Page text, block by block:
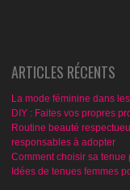
ARTICLES RÉCENTS
La mode féminine dans
DIY : Faites vos propres
Routine beauté
responsables à adopter
Comment choisir sa tenue
Idées de tenues femmes